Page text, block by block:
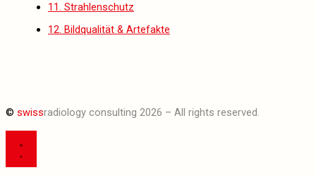
11. Strahlenschutz
12. Bildqualität & Artefakte
© swissradiology consulting 2026 – All rights reserved.